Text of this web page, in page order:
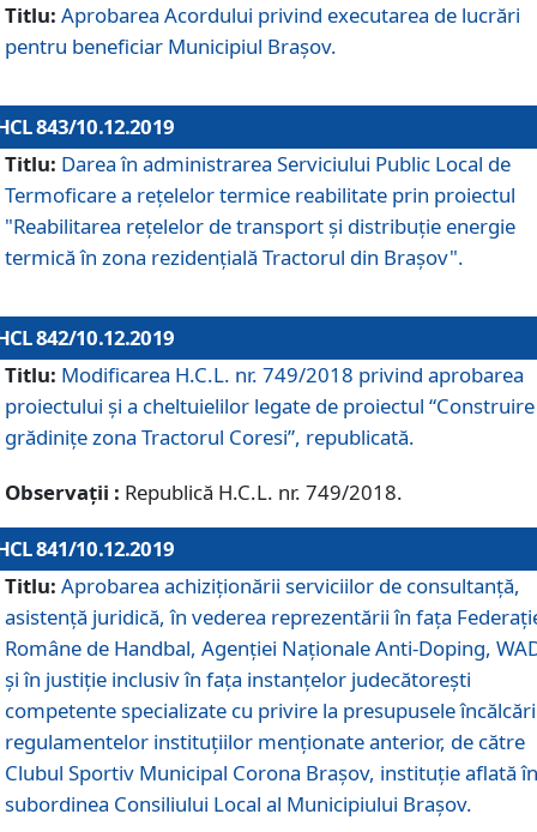
Titlu: Aprobarea Acordului privind executarea de lucrări
pentru beneficiar Municipiul Brașov.
843/10.12.2019
Titlu: Darea în administrarea Serviciului Public Local de
Termoficare a rețelelor termice reabilitate prin proiectul
"Reabilitarea reţelelor de transport şi distribuţie energie
termică în zona rezidenţială Tractorul din Braşov".
842/10.12.2019
Titlu: Modificarea H.C.L. nr. 749/2018 privind aprobarea
proiectului și a cheltuielilor legate de proiectul “Construire
grădinițe zona Tractorul Coresi”, republicată.
Observații : Republică H.C.L. nr. 749/2018.
841/10.12.2019
Titlu: Aprobarea achiziționării serviciilor de consultanță,
asistență juridică, în vederea reprezentării în fața
Române de Handbal, Agenției Naționale Anti-Doping,
și în justiție inclusiv în fața instanțelor judecătorești
competente specializate cu privire la presupusele
regulamentelor instituțiilor menționate anterior, de către
Clubul Sportiv Municipal Corona Braşov, instituție aflată în
subordinea Consiliului Local al Municipiului Brașov.